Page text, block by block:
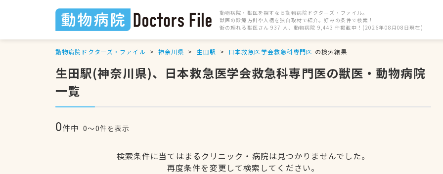
動物病院・獣医を探すなら動物病院ドクターズ・ファイル。
獣医の診療方針や人柄を独自取材で紹介。好みの条件で検索！
街の頼れる獣医さん 937 人、動物病院 9,443 件掲載中！(2026年08月08日現在)
動物病院ドクターズ・ファイル 神奈川県 生田駅 日本救急医学会救急科専門医 の検索結果
生田駅(神奈川県)、日本救急医学会救急科専門医の獣医・動物病院
一覧
0件中 0〜0件を表示
検索条件に当てはまるクリニック・病院は見つかりませんでした。
再度条件を変更して検索してください。